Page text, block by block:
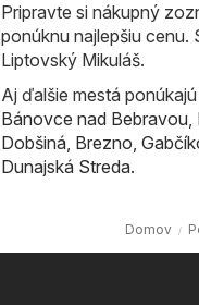
Pripravte si nákupný
ponúknu najlepšiu
Liptovský Mikuláš.
Aj ďalšie mestá
Bánovce nad Bebravou,
Dobšiná, Brezno,
Dunajská Streda.
Domov